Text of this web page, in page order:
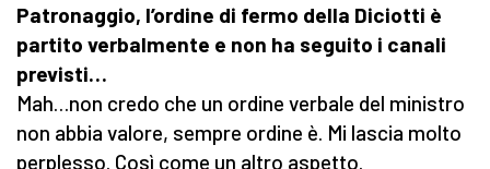
Patronaggio, l’ordine di fermo della Diciotti è
partito verbalmente e non ha seguito i canali
previsti…
Mah…non credo che un ordine verbale del ministro
non abbia valore, sempre ordine è. Mi lascia molto
perplesso. Così come un altro aspetto.